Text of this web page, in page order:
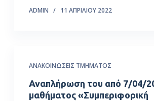
ADMIN 11 ΑΠΡΙΛΊΟΥ 2022
ΑΝΑΚΟΙΝΏΣΕΙΣ ΤΜΉΜΑΤΟΣ
Αναπλήρωση του από 7/04/
μαθήματος «Συμπεριφορική